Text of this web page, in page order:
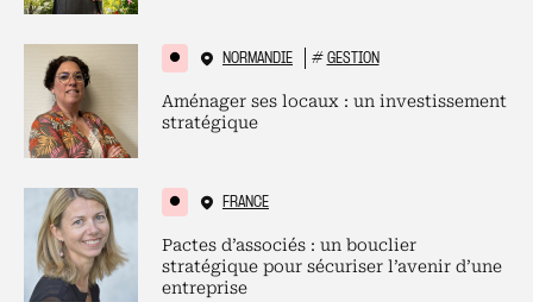
NORMANDIE # GESTION
Aménager ses locaux : un investissement
stratégique
FRANCE
Pactes d’associés : un bouclier
stratégique pour sécuriser l’avenir d’une
entreprise